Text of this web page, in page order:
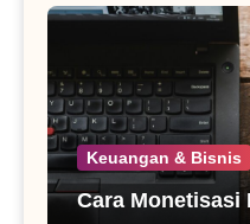
Keuangan & Bisnis
Cara Monetisasi